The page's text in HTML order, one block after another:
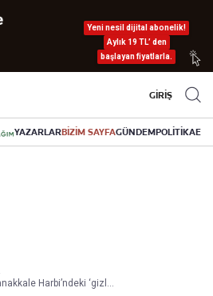
Yeni nesil dijital abonelik!
Aylık 19 TL’ den
başlayan fiyatlarla.
GİRİŞ
YAZARLARBİZİM SAYFAGÜNDEMPOLİTİKA
Harbi’ndeki ‘gizl...